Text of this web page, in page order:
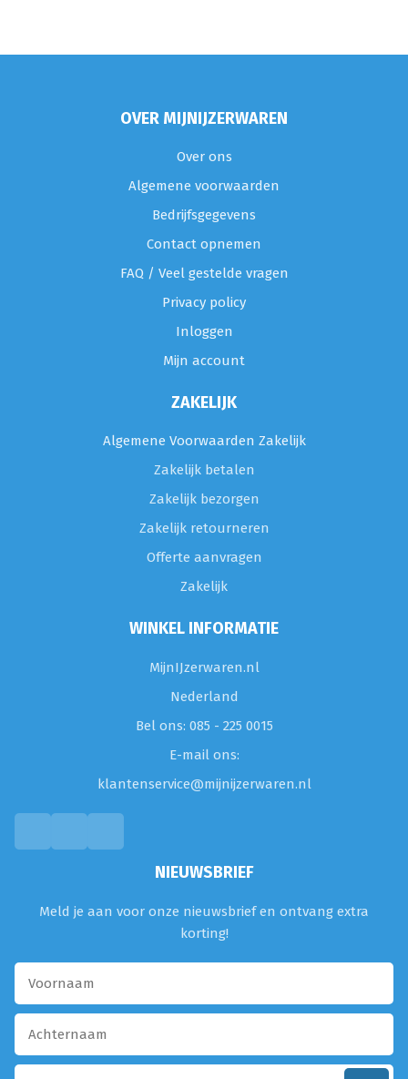
OVER MIJNIJZERWAREN
Over ons
Algemene voorwaarden
Bedrijfsgegevens
Contact opnemen
FAQ / Veel gestelde vragen
Privacy policy
Inloggen
Mijn account
ZAKELIJK
Algemene Voorwaarden Zakelijk
Zakelijk betalen
Zakelijk bezorgen
Zakelijk retourneren
Offerte aanvragen
Zakelijk
WINKEL INFORMATIE
MijnIJzerwaren.nl
Nederland
Bel ons: 085 - 225 0015
E-mail ons:
klantenservice@mijnijzerwaren.nl
NIEUWSBRIEF
Meld je aan voor onze nieuwsbrief en ontvang extra
korting!